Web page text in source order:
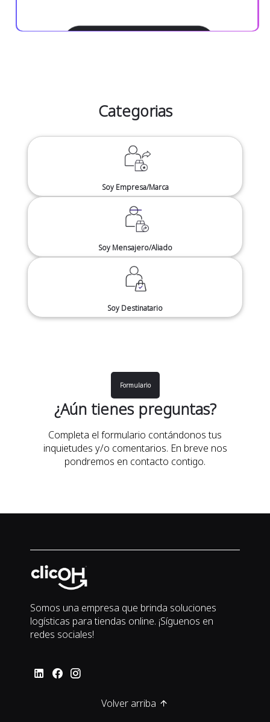
Categorias
Soy Empresa/Marca
Soy Mensajero/Aliado
Soy Destinatario
Formulario
¿Aún tienes preguntas?
Completa el formulario contándonos tus
inquietudes y/o comentarios. En breve nos
pondremos en contacto contigo.
Somos una empresa que brinda soluciones
logísticas para tiendas online. ¡Síguenos en
redes sociales!
Volver arriba